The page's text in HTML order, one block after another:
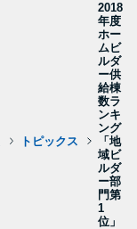
トピックス
2018
年度
ホー
ムビ
ルダ
ー供
給棟
数ラ
ンキ
ング
「地
域ビ
ルダ
ー部
門第
1
位」